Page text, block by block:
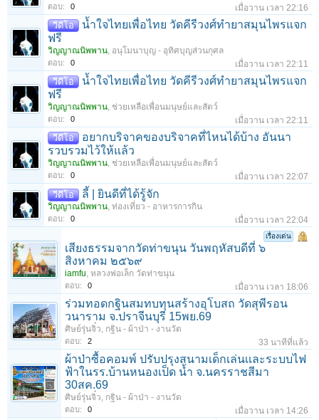
ตอบ: 0 เมื่อวาน เวลา 22:16
วีดีโอ
น้ำใจไทยเพื่อไทย วัดคีรีวงศ์ทำยาสมุนไพรแจก
ฟรี
วิญญาณนิพพาน, อนุโมนาบุญ - อุทิศบุญส่วนกุศล
ตอบ: 0 เมื่อวาน เวลา 22:11
วีดีโอ
น้ำใจไทยเพื่อไทย วัดคีรีวงศ์ทำยาสมุนไพรแจก
ฟรี
วิญญาณนิพพาน, ช่วยเหลือเพื่อนมนุษย์และสัตว์
ตอบ: 0 เมื่อวาน เวลา 22:11
วีดีโอ
อยากบริจาคของบริจาคที่ไหนได้บ้าง อันนา
รวบรวมไว้ให้แล้ว
วิญญาณนิพพาน, ช่วยเหลือเพื่อนมนุษย์และสัตว์
ตอบ: 0 เมื่อวาน เวลา 22:07
วีดีโอ ลี้ | ยินดีที่ได้รู้จัก
วิญญาณนิพพาน, ท่องเที่ยว - อาหารการกิน
ตอบ: 0 เมื่อวาน เวลา 22:04
เรื่องเด่น
เสียงธรรมจากวัดท่าขนุน วันพฤหัสบดีที่ ๖
สิงหาคม ๒๕๖๙
iamfu, หลวงพ่อเล็ก วัดท่าขนุน
ตอบ: 0 เมื่อวาน เวลา 18:06
ร่วมทอดกฐินสมทบทุนสร้างอุโบสถ วัดสุพีรอน
วนาราม จ.ปราจีนบุรี 15พย.69
ศิษย์รุ่นจิ๋ว, กฐิน - ผ้าป่า - งานวัด
ตอบ: 2 33 นาทีที่แล้ว
ผ้าป่าซื้อคอมพ์ ปรับปรุงสนามเด็กเล่นเเละระบบไฟ
ฟ้าในรร.บ้านหนองเป็ด น้ำ จ.นครราชสีมา
30สค.69
ศิษย์รุ่นจิ๋ว, กฐิน - ผ้าป่า - งานวัด
ตอบ: 0 เมื่อวาน เวลา 14:26